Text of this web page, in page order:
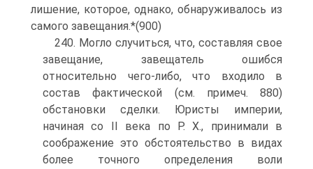
лишение, которое, однако, обнаруживалось из
самого завещания.*(900)
240. Могло случиться, что, составляя свое
завещание, завещатель ошибся
относительно чего-либо, что входило в
состав фактической (см. примеч. 880)
обстановки сделки. Юристы империи,
начиная со II века по Р. X., принимали в
соображение это обстоятельство в видах
более точного определения воли